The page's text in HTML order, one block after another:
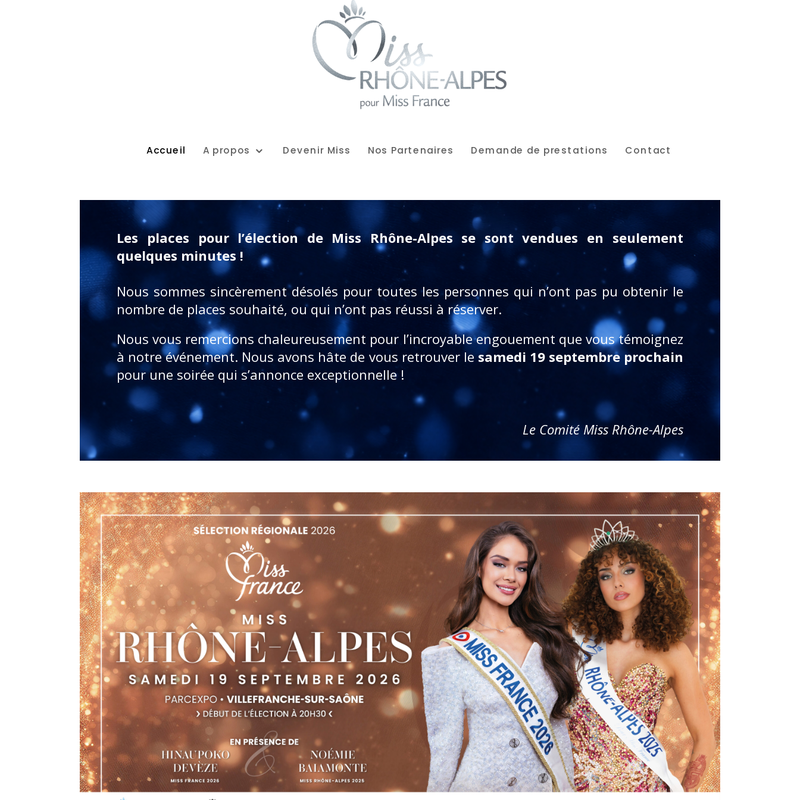
Accueil A propos Devenir Miss Nos Partenaires Demande de prestations Contact
Les places pour l’élection de Miss Rhône-Alpes se sont vendues en seulement
quelques minutes !
Nous sommes sincèrement désolés pour toutes les personnes qui n’ont pas pu obtenir le
nombre de places souhaité, ou qui n’ont pas réussi à réserver.
Nous vous remercions chaleureusement pour l’incroyable engouement que vous témoignez
à notre événement. Nous avons hâte de vous retrouver lesamedi 19 septembre prochain
pour une soirée qui s’annonce exceptionnelle !
Le Comité Miss Rhône-Alpes